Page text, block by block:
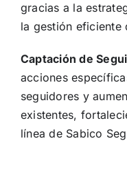
gracias a la
la gestión eficiente
Captación de
acciones
seguidores y
existentes,
línea de Sabico